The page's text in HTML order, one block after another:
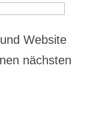
Website
nächsten